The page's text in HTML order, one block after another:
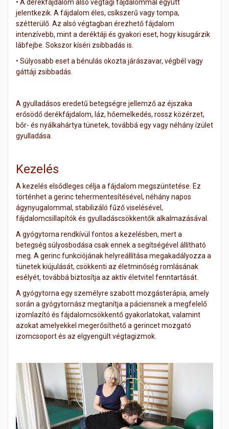
• A derékfájdalom alsó végtagi fájdalommal együtt
jelentkezik. A fájdalom éles, csíkszerű vagy tompa,
szétterülő. Az alsó végtagban érezhető fájdalom
intenzívebb, mint a deréktáji és gyakori eset, hogy kisugárzik
lábfejbe. Sokszor kíséri zsibbadás is.
• Súlyosabb eset a bénulás okozta járászavar, végbél vagy
gáttáji zsibbadás.
A gyulladásos eredetű betegségre jellemző az éjszaka
erősödő derékfájdalom, láz, hőemelkedés, rossz közérzet,
bőr- és nyálkahártya tünetek, továbbá egy vagy néhány ízület
gyulladása.
Kezelés
A kezelés elsődleges célja a fájdalom megszüntetése. Ez
történhet a gerinc tehermentesítésével, néhány napos
ágynyugalommal, stabilizáló fűző viselésével,
fájdalomcsillapítók és gyulladáscsökkentők alkalmazásával.
A gyógytorna rendkívül fontos a kezelésben, mert a
betegség súlyosbodása csak ennek a segítségével állítható
meg. A gerinc funkciójának helyreállítása megakadályozza a
tünetek kiújulását, csökkenti az életminőség romlásának
esélyét, továbbá biztosítja az aktív életvitel fenntartását.
A gyógytorna egy személyre szabott mozgásterápia, amely
során a gyógytornász megtanítja a páciensnek a megfelelő
izomlazító és fájdalomcsökkentő gyakorlatokat, valamint
azokat amelyekkel megerősíthető a gerincet mozgató
izomcsoport és az elgyengült végtagizmok.